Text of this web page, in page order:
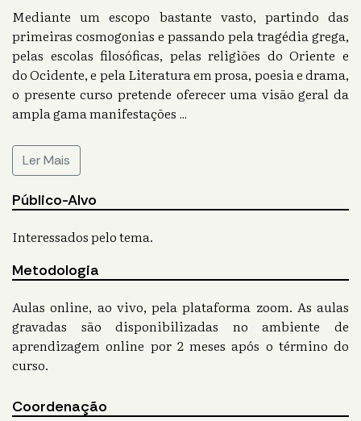
Mediante um escopo bastante vasto, partindo das
primeiras cosmogonias e passando pela tragédia grega,
pelas escolas filosóficas, pelas religiões do Oriente e
do Ocidente, e pela Literatura em prosa, poesia e drama,
o presente curso pretende oferecer uma visão geral da
ampla gama manifestações ...
Ler Mais
Público-Alvo
Interessados pelo tema.
Metodologia
Aulas online, ao vivo, pela plataforma zoom. As aulas
gravadas são disponibilizadas no ambiente de
aprendizagem online por 2 meses após o término do
curso.
Coordenação